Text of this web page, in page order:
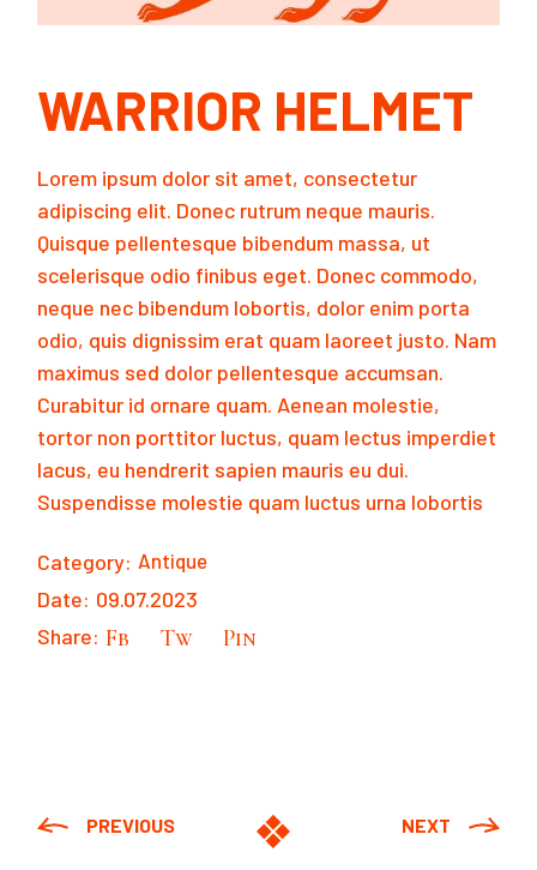
WARRIOR HELMET
Lorem ipsum dolor sit amet, consectetur
adipiscing elit. Donec rutrum neque mauris.
Quisque pellentesque bibendum massa, ut
scelerisque odio finibus eget. Donec commodo,
neque nec bibendum lobortis, dolor enim porta
odio, quis dignissim erat quam laoreet justo. Nam
maximus sed dolor pellentesque accumsan.
Curabitur id ornare quam. Aenean molestie,
tortor non porttitor luctus, quam lectus imperdiet
lacus, eu hendrerit sapien mauris eu dui.
Suspendisse molestie quam luctus urna lobortis
Category: Antique
Date: 09.07.2023
Share: Fb Tw Pin
PREVIOUS NEXT